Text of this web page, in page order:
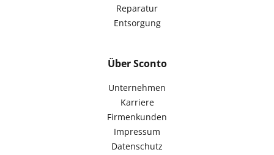
Reparatur
Entsorgung
Über Sconto
Unternehmen
Karriere
Firmenkunden
Impressum
Datenschutz